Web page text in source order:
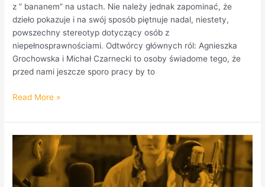
z ” bananem” na ustach. Nie należy jednak zapominać, że
dzieło pokazuje i na swój sposób piętnuje nadal, niestety,
powszechny stereotyp dotyczący osób z
niepełnosprawnościami. Odtwórcy głównych ról: Agnieszka
Grochowska i Michał Czarnecki to osoby świadome tego, że
przed nami jeszcze sporo pracy by to
Read More »
Berenika
Wyrzykowska-
Novi